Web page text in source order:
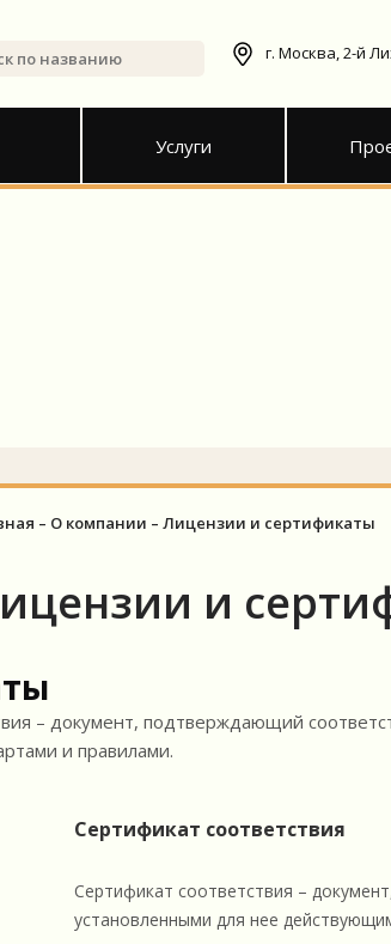
г. Москва, 2-й
Услуги
О компании Лицензии и сертификаты
и
– документ, подтверждающий
и правилами.
Сертификат соответствия
Сертификат соответствия –
установленными для нее